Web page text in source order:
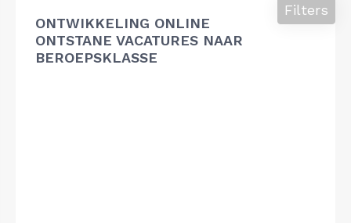
ONTWIKKELING ONLINE
ONTSTANE VACATURES NAAR
BEROEPSKLASSE
Filters